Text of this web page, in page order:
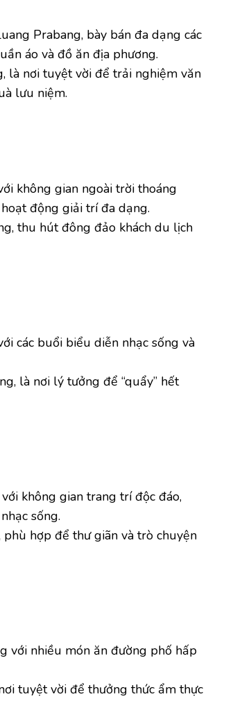
Prabang, bày bán đa dạng các
áo và đồ ăn địa phương.
là nơi tuyệt vời để trải nghiệm văn
lưu niệm.
không gian ngoài trời thoáng
động giải trí đa dạng.
thu hút đông đảo khách du lịch
các buổi biểu diễn nhạc sống và
là nơi lý tưởng để “quẩy” hết
không gian trang trí độc đáo,
sống.
phù hợp để thư giãn và trò chuyện
với nhiều món ăn đường phố hấp
tuyệt vời để thưởng thức ẩm thực